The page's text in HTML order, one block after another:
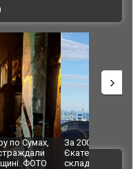
з Україною: в
загорівся
"Мої